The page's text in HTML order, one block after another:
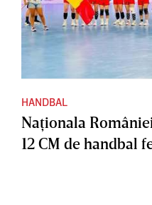
HANDBAL
Naţionala
12 CM de handbal